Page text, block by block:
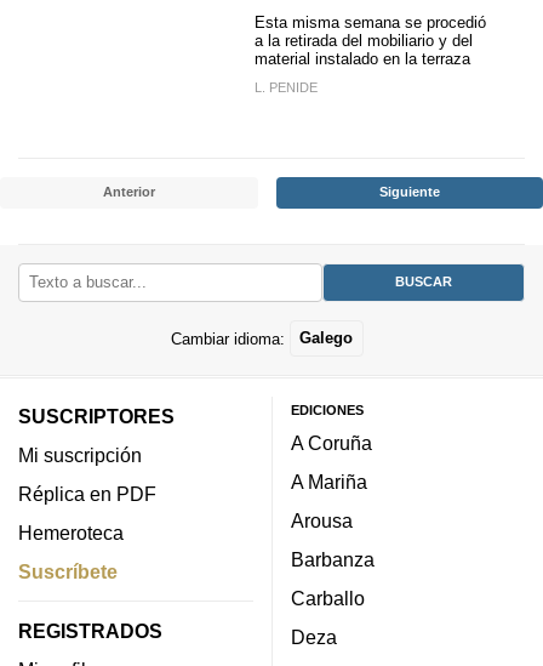
Esta misma semana se procedió
a la retirada del mobiliario y del
material instalado en la terraza
L. PENIDE
Anterior Siguiente
Cambiar idioma: Galego
SUSCRIPTORES
Mi suscripción
Réplica en PDF
Hemeroteca
Suscríbete
REGISTRADOS
EDICIONES
A Coruña
A Mariña
Arousa
Barbanza
Carballo
Deza